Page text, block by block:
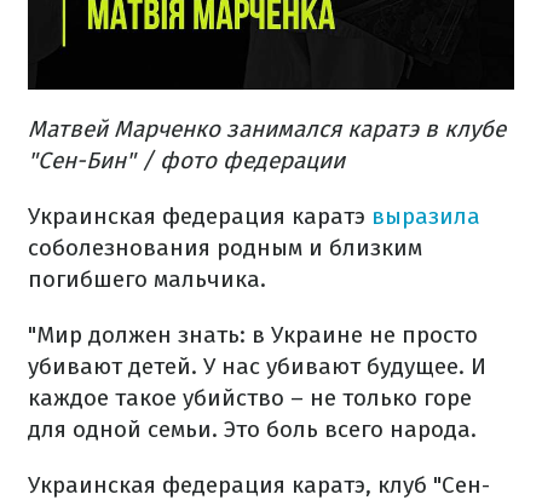
Матвей Марченко занимался каратэ в клубе
"Сен-Бин" / фото федерации
Украинская федерация каратэ выразила
соболезнования родным и близким
погибшего мальчика.
"Мир должен знать: в Украине не просто
убивают детей. У нас убивают будущее. И
каждое такое убийство – не только горе
для одной семьи. Это боль всего народа.
Украинская федерация каратэ, клуб "Сен-